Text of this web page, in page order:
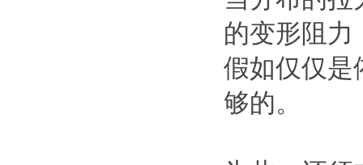
的变形阻力
假如仅仅是
够的。